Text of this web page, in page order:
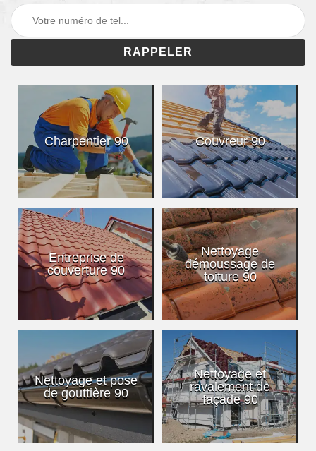
Charpentier 90 Couvreur 90
Entreprise de
couverture 90
Nettoyage
démoussage de
toiture 90
Nettoyage et pose
de gouttière 90
Nettoyage et
ravalement de
façade 90